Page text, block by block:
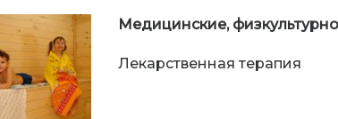
Медицинские,
Лекарственная терапия